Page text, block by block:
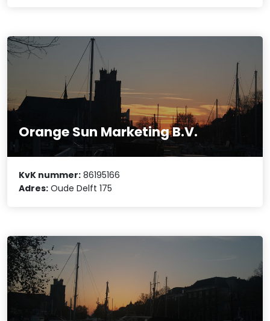
Orange Sun Marketing B.V.
KvK nummer: 86195166
Adres: Oude Delft 175